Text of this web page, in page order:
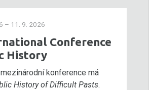
– 11. 9. 2026
Conference
History
konference má
History of Difficult Pasts.